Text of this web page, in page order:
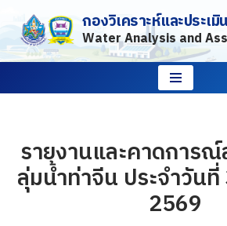
Skip
to
กองวิเคราะห์และประเ
Water Analysis and
รายงานและคาดการ
ลุ่มน้ำท่าจีน ประจำวัน
2569